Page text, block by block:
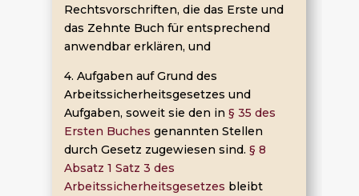
Rechtsvorschriften, die das Erste und
das Zehnte Buch für entsprechend
anwendbar erklären, und
4. Aufgaben auf Grund des
Arbeitssicherheitsgesetzes und
Aufgaben, soweit sie den in § 35 des
Ersten Buches genannten Stellen
durch Gesetz zugewiesen sind. § 8
Absatz 1 Satz 3 des
Arbeitssicherheitsgesetzes bleibt